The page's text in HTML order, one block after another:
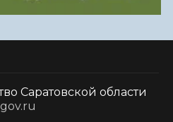
Саратовской области